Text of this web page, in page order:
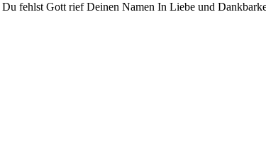
Du fehlst Gott rief Deinen Namen In Liebe und